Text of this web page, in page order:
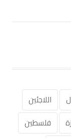
اللاجئين
فلسطين